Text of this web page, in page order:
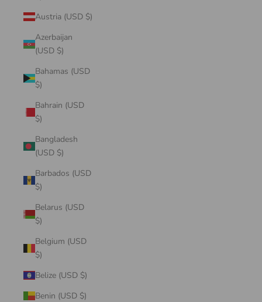
Austria (USD $)
Azerbaijan
(USD $)
Bahamas (USD
$)
Bahrain (USD
$)
Bangladesh
(USD $)
Barbados (USD
$)
Belarus (USD
$)
Belgium (USD
$)
Belize (USD $)
Benin (USD $)